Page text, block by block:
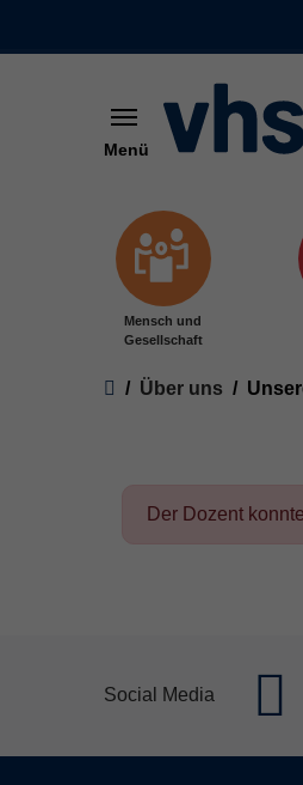
Menü
Mensch und
Gesellschaft
Sie sind hier:
Über uns
Der Dozent
Social Media